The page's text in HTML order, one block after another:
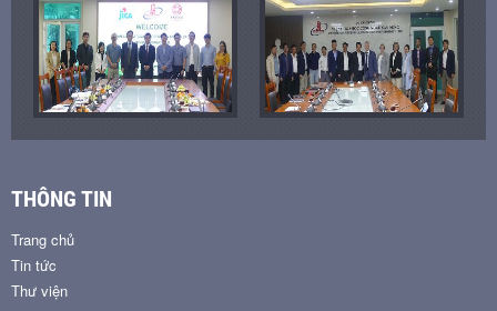
THÔNG TIN
Trang chủ
Tin tức
Thư viện